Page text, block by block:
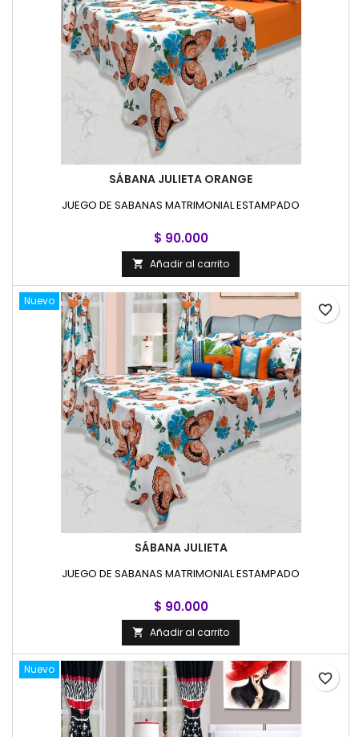
SÁBANA JULIETA ORANGE
JUEGO DE SABANAS MATRIMONIAL ESTAMPADO
$ 90.000
 Añadir al carrito
Nuevo
SÁBANA JULIETA
JUEGO DE SABANAS MATRIMONIAL ESTAMPADO
$ 90.000
 Añadir al carrito
favorite_border
Nuevo
favorite_border